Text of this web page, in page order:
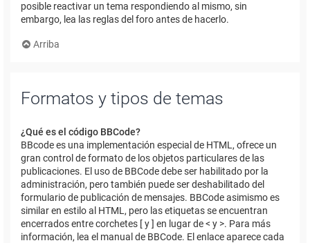
posible reactivar un tema respondiendo al mismo, sin
embargo, lea las reglas del foro antes de hacerlo.
Arriba
Formatos y tipos de temas
¿Qué es el código BBCode?
BBcode es una implementación especial de HTML, ofrece un
gran control de formato de los objetos particulares de las
publicaciones. El uso de BBCode debe ser habilitado por la
administración, pero también puede ser deshabilitado del
formulario de publicación de mensajes. BBCode asimismo es
similar en estilo al HTML, pero las etiquetas se encuentran
encerrados entre corchetes [ y ] en lugar de < y >. Para más
información, lea el manual de BBCode. El enlace aparece cada